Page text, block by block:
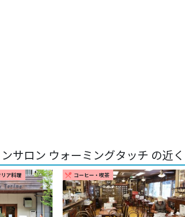
サロン ウォーミングタッチ の近
ア料理 restaurant_menu コーヒー・喫茶